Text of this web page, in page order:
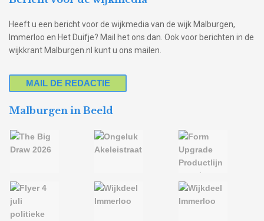
Heeft u een bericht voor de wijkmedia van de wijk Malburgen,
Immerloo en Het Duifje? Mail het ons dan. Ook voor berichten in de
wijkkrant Malburgen.nl kunt u ons mailen.
MAIL DE REDACTIE
Malburgen in Beeld